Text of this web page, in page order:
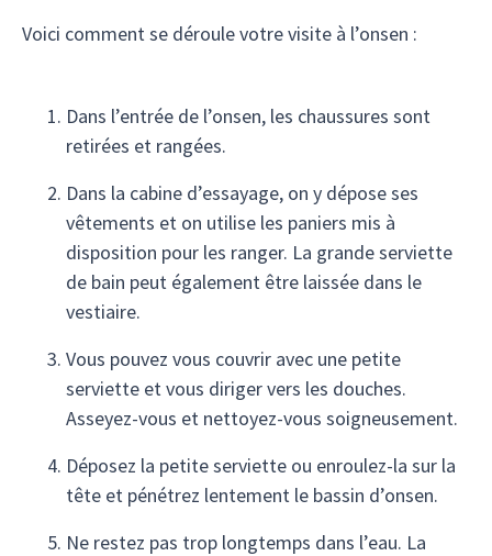
Voici comment se déroule votre visite à l’onsen :
Dans l’entrée de l’onsen, les chaussures sont
retirées et rangées.
Dans la cabine d’essayage, on y dépose ses
vêtements et on utilise les paniers mis à
disposition pour les ranger. La grande serviette
de bain peut également être laissée dans le
vestiaire.
Vous pouvez vous couvrir avec une petite
serviette et vous diriger vers les douches.
Asseyez-vous et nettoyez-vous soigneusement.
Déposez la petite serviette ou enroulez-la sur la
tête et pénétrez lentement le bassin d’onsen.
Ne restez pas trop longtemps dans l’eau. La